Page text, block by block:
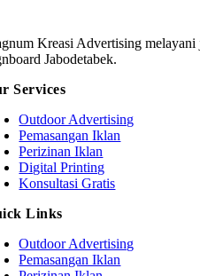
Kreasi Advertising
Jabodetabek.
Services
Outdoor Advertising
Pemasangan Iklan
Perizinan Iklan
Digital Printing
Konsultasi Gratis
Links
Outdoor Advertising
Pemasangan Iklan